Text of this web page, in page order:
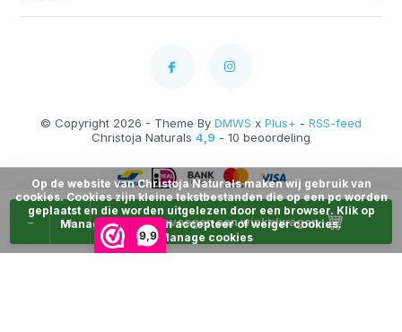
9,9
+
- Toevoegen aan winkelwagen
© Copyright 2026 - Theme By DMWS x Plus+ - RSS-feed
Christoja Naturals 4,9 - 10 beoordeling
Op de website van Christoja Naturals maken wij gebruik van
cookies. Cookies zijn kleine tekstbestanden die op een pc worden
geplaatst en die worden uitgelezen door een browser. Klik op
Manage Cookies en accepteer of weiger cookies.
Manage cookies